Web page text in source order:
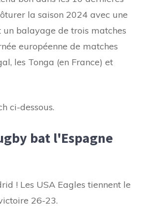
la saison 2024 avec une
balayage de trois matches
européenne de matches
les Tonga (en France) et
ci-dessous.
bat l'Espagne
! Les USA Eagles tiennent le
26-23.